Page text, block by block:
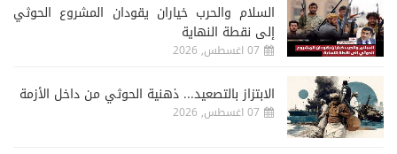
السلام والحرب خياران يقودان المشروع الحوثي
إلى نقطة النهاية
07 اغسطس, 2026
الابتزاز بالتصعيد... ذهنية الحوثي من داخل الأزمة
07 اغسطس, 2026